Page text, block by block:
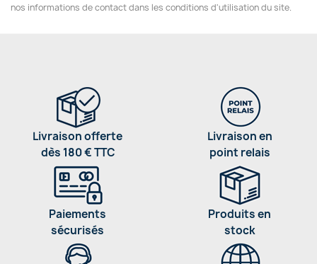
nos informations de contact dans les conditions d'utilisation du site.
Livraison offerte
dès 180 € TTC
Livraison en
point relais
Paiements
sécurisés
Produits en
stock